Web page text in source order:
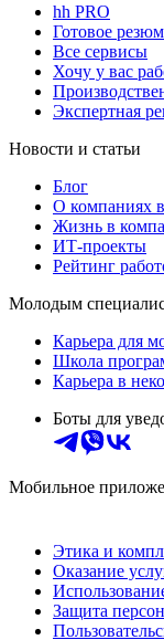
hh PRO
Готовое
Все сервисы
Хочу у вас
Экспертная
Новости и статьи
Блог
О компаниях
Жизнь в
ИТ-проекты
Рейтинг
Молодым
Карьера для
Школа
Карьера в
Боты для
Мобильное
Этика и
Оказание
Защита